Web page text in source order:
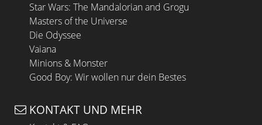
Star Wars: The Mandalorian and Grogu
Masters of the Universe
Die Odyssee
Vaiana
Minions & Monster
Good Boy: Wir wollen nur dein Bestes
KONTAKT UND MEHR